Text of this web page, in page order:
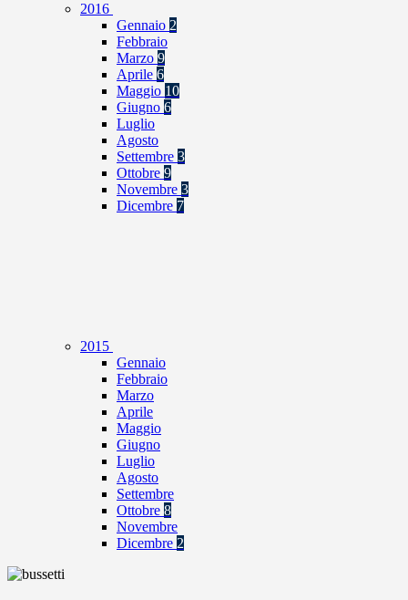
2016
Gennaio 2
Febbraio
Marzo 9
Aprile 6
Maggio 10
Giugno 6
Luglio
Agosto
Settembre 3
Ottobre 9
Novembre 3
Dicembre 7
2015
Gennaio
Febbraio
Marzo
Aprile
Maggio
Giugno
Luglio
Agosto
Settembre
Ottobre 8
Novembre
Dicembre 2